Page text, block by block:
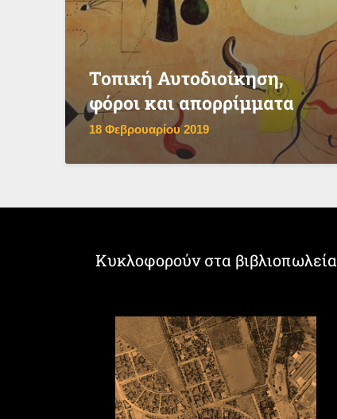
Τοπική Αυτοδιοίκηση,
φόροι και απορρίμματα
18 Φεβρουαρίου 2019
Κυκλοφορούν στα βιβλιοπωλεία